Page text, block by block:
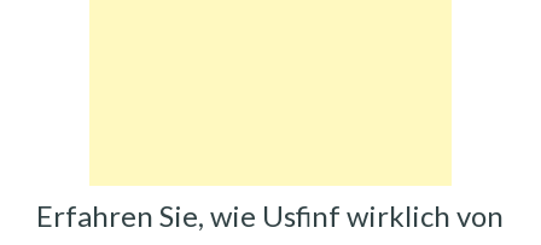
Erfahren Sie, wie Usfinf wirklich von